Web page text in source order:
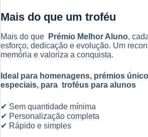
Mais do que um troféu
Mais do que Prémio Melhor Aluno,
esforço, dedicação e evolução. Um
memória e valoriza a conquista.
Ideal para homenagens, prémios
especiais, para troféus para alunos
✔ Sem quantidade mínima
✔ Personalização completa
✔ Rápido e simples